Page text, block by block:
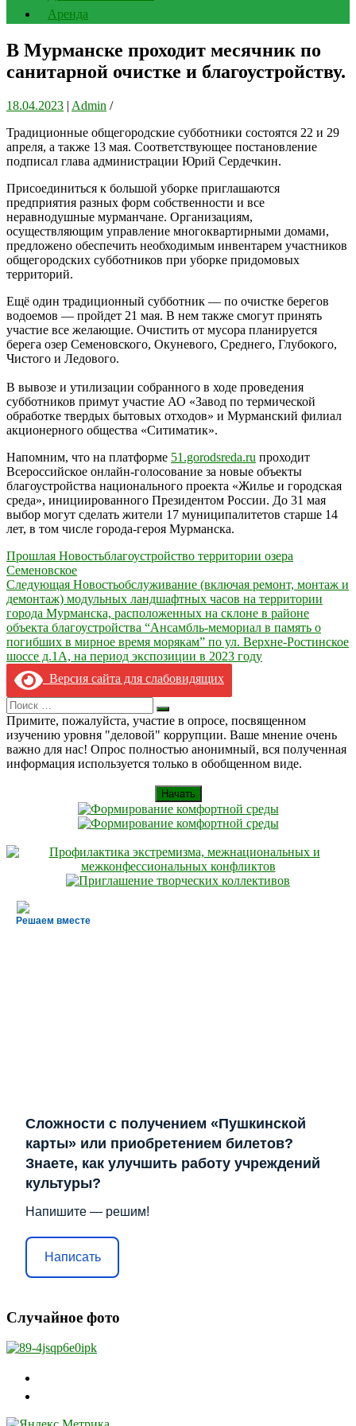
Аренда
В Мурманске проходит месячник по
санитарной очистке и благоустройству.
18.04.2023 | Admin /
Традиционные общегородские субботники состоятся 22 и 29
апреля, а также 13 мая. Соответствующее постановление
подписал глава администрации Юрий Сердечкин.
Присоединиться к большой уборке приглашаются
предприятия разных форм собственности и все
неравнодушные мурманчане. Организациям,
осуществляющим управление многоквартирными домами,
предложено обеспечить необходимым инвентарем участников
общегородских субботников при уборке придомовых
территорий.
Ещё один традиционный субботник — по очистке берегов
водоемов — пройдет 21 мая. В нем также смогут принять
участие все желающие. Очистить от мусора планируется
берега озер Семеновского, Окуневого, Среднего, Глубокого,
Чистого и Ледового.
В вывозе и утилизации собранного в ходе проведения
субботников примут участие АО «Завод по термической
обработке твердых бытовых отходов» и Мурманский филиал
акционерного общества «Ситиматик».
Напомним, что на платформе 51.gorodsreda.ru проходит
Всероссийское онлайн-голосование за новые объекты
благоустройства национального проекта «Жилье и городская
среда», инициированного Президентом России. До 31 мая
выбор могут сделать жители 17 муниципалитетов старше 14
лет, в том числе города-героя Мурманска.
Навигация
по
записям
Прошлая Новостьблагоустройство территории озера
Семеновское
Следующая Новостьобслуживание (включая ремонт, монтаж и
демонтаж) модульных ландшафтных часов на территории
города Мурманска, расположенных на склоне в районе
объекта благоустройства “Ансамбль-мемориал в память о
погибших в мирное время морякам” по ул. Верхне-Ростинское
шоссе д.1А, на период экспозиции в 2023 году
Версия сайта для слабовидящих
Search
for:
Искать
Примите, пожалуйста, участие в опросе, посвященном
изучению уровня "деловой" коррупции. Ваше мнение очень
важно для нас! Опрос полностью анонимный, вся полученная
информация используется только в обобщенном виде.
Начать
Решаем вместе
Сложности с получением «Пушкинской
карты» или приобретением билетов?
Знаете, как улучшить работу учреждений
культуры?
Напишите — решим!
Написать
Случайное фото